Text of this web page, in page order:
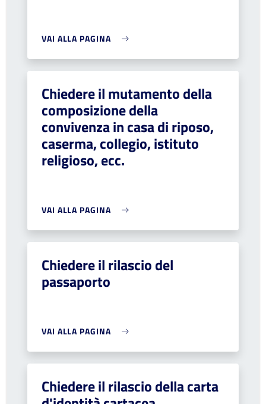
VAI ALLA PAGINA
Chiedere il mutamento della
composizione della
convivenza in casa di riposo,
caserma, collegio, istituto
religioso, ecc.
VAI ALLA PAGINA
Chiedere il rilascio del
passaporto
VAI ALLA PAGINA
Chiedere il rilascio della carta